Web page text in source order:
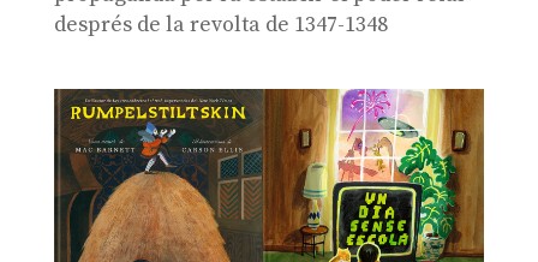
després de la revolta de 1347-1348